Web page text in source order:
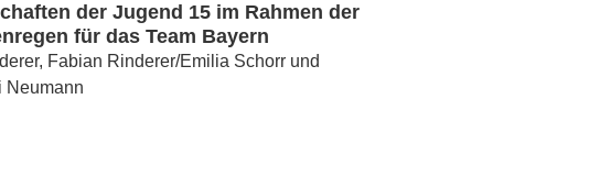
der Jugend 15 im Rahmen der
für das Team Bayern
Fabian Rinderer/Emilia Schorr und
Neumann